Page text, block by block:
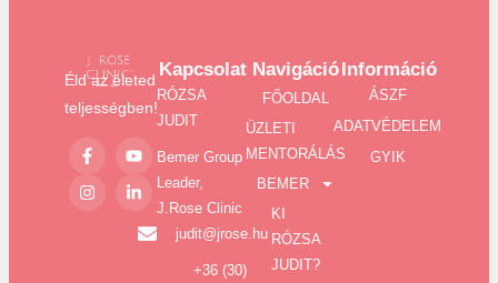
Éld az életed
teljességben!
Kapcsolat
RÓZSA
JUDIT
Bemer Group
Leader,
J.Rose Clinic
judit@jrose.hu
+36 (30)
Navigáció
FŐOLDAL
ÜZLETI
MENTORÁLÁS
BEMER
KI
RÓZSA
JUDIT?
Információ
ÁSZF
ADATVÉDELEM
GYIK